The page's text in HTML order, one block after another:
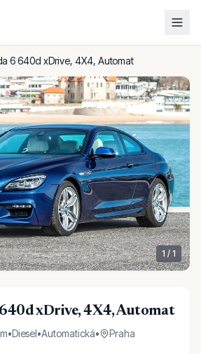
6 640d xDrive, 4X4, Automat
1 /1
xDrive, 4X4, Automat
•Diesel•Automatická• Praha